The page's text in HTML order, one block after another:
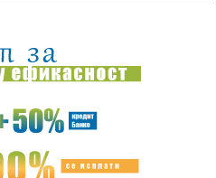
na startu Evrobasketa – dominirao
film godine?; "Pljušte" reakcije na
Zelenskog u zvaničnu posetu